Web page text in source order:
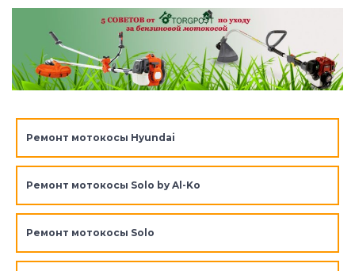
Ремонт мотокосы Hyundai
Ремонт мотокосы Solo by Al-Ko
Ремонт мотокосы Solo